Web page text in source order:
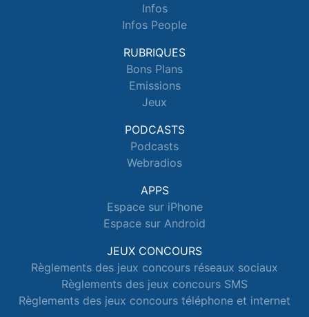
Infos
Infos People
RUBRIQUES
Bons Plans
Emissions
Jeux
PODCASTS
Podcasts
Webradios
APPS
Espace sur iPhone
Espace sur Android
JEUX CONCOURS
Règlements des jeux concours réseaux sociaux
Règlements des jeux concours SMS
Règlements des jeux concours téléphone et internet